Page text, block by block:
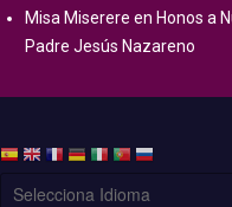
Misa Miserere en Honos a
Padre Jesús Nazareno